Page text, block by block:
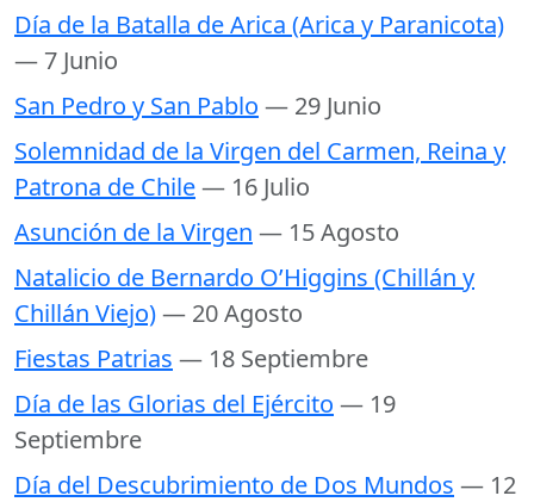
Día de la Batalla de Arica (Arica y Paranicota)
— 7 Junio
San Pedro y San Pablo — 29 Junio
Solemnidad de la Virgen del Carmen, Reina y
Patrona de Chile— 16 Julio
Asunción de la Virgen — 15 Agosto
Natalicio de Bernardo O’Higgins (Chillán y
Chillán Viejo)— 20 Agosto
Fiestas Patrias — 18 Septiembre
Día de las Glorias del Ejército — 19
Septiembre
Día del Descubrimiento de Dos Mundos — 12